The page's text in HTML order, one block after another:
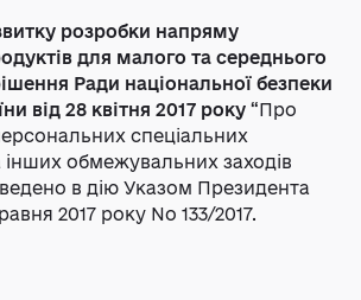
розробки напряму
для малого та середнього
Ради національної безпеки
від 28 квітня 2017 року “Про
спеціальних
інших обмежувальних заходів
в дію Указом Президента
2017 року No 133/2017.